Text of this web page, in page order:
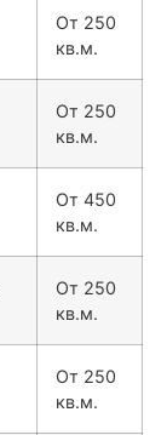
От 250
кв.м.
От 250
кв.м.
От 450
кв.м.
От 250
кв.м.
От 250
кв.м.